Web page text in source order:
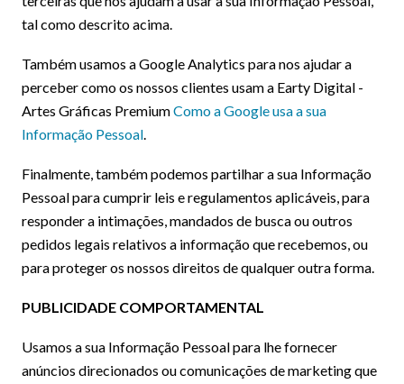
tal como descrito acima.
Também usamos a Google Analytics para nos ajudar a
perceber como os nossos clientes usam a Earty Digital -
Artes Gráficas PremiumComo a Google usa a sua
Informação Pessoal.
Finalmente, também podemos partilhar a sua Informação
Pessoal para cumprir leis e regulamentos aplicáveis, para
responder a intimações, mandados de busca ou outros
pedidos legais relativos a informação que recebemos, ou
para proteger os nossos direitos de qualquer outra forma.
PUBLICIDADE COMPORTAMENTAL
Usamos a sua Informação Pessoal para lhe fornecer
anúncios direcionados ou comunicações de marketing que